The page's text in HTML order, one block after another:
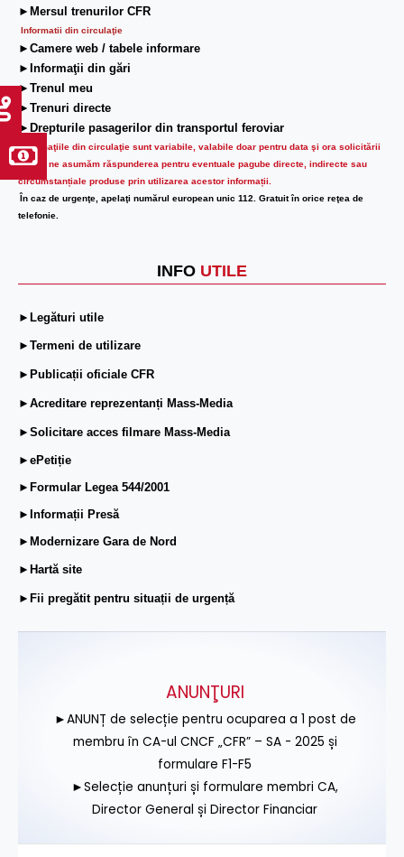
►Mersul trenurilor CFR
Informatii din circulaţie
►Camere web / tabele informare
►Informaţii din gări
►Trenul meu
►Trenuri directe
►Drepturile pasagerilor din transportul feroviar
Informaţiile din circulaţie sunt variabile, valabile doar pentru data şi ora solicitării
lor.Nu ne asumăm răspunderea pentru eventuale pagube directe, indirecte sau
circumstanțiale produse prin utilizarea acestor informații.
În caz de urgenţe, apelaţi numărul european unic 112. Gratuit în orice reţea de
telefonie.
INFO UTILE
►Legături utile
►Termeni de utilizare
►Publicații oficiale CFR
►Acreditare reprezentanți Mass-Media
►Solicitare acces filmare Mass-Media
►ePetiție
►Formular Legea 544/2001
►Informații Presă
►Modernizare Gara de Nord
►Hartă site
►Fii pregătit pentru situații de urgență
ANUNŢURI
►ANUNȚ de selecție pentru ocuparea a 1 post de
membru în CA-ul CNCF „CFR” – SA - 2025 și
formulare F1-F5
►Selecție anunțuri și formulare membri CA,
Director General și Director Financiar